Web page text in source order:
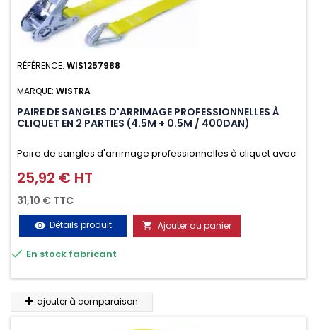
RÉFÉRENCE: WIS1257988
MARQUE: WISTRA
PAIRE DE SANGLES D'ARRIMAGE PROFESSIONNELLES À
CLIQUET EN 2 PARTIES (4.5M + 0.5M / 400DAN)
Paire de sangles d'arrimage professionnelles à cliquet avec
crochet en 2 parties (4.5M + 0.5M / 400daN), simple et rapide
d'utilisation. Permet d'arrimer et de sécuriser
vos chargements pendant le transport. Matière polyester
très résistante aux UV et aux variations de températures,
n'absorbe pas l'eau.
Prix
25,92 € HT
31,10 € TTC
visibility Détails produit  Ajouter au panier
 En stock fabricant
ajouter à comparaison